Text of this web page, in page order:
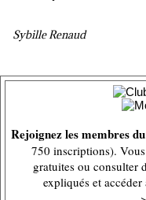
Sybille Renaud
Rejoignez les membres du
750 inscriptions).
gratuites ou consulter
expliqués et